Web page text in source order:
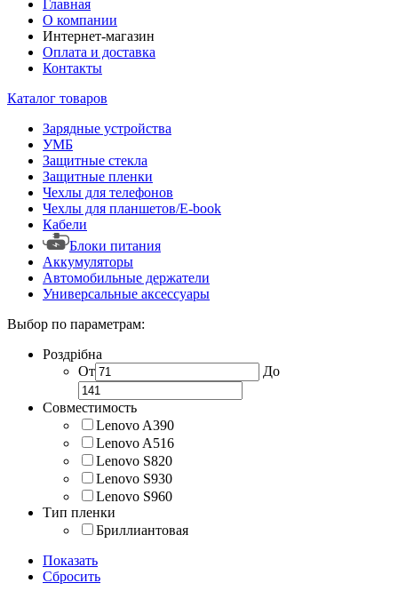
Главная
О компании
Интернет-магазин
Оплата и доставка
Контакты
Каталог товаров
Зарядные устройства
УМБ
Защитные стекла
Защитные пленки
Чехлы для телефонов
Чехлы для планшетов/E-book
Кабели
Блоки питания
Аккумуляторы
Автомобильные держатели
Универсальные аксессуары
Выбор по параметрам:
Роздрібна
От
До
Совместимость
Lenovo A390
Lenovo A516
Lenovo S820
Lenovo S930
Lenovo S960
Тип пленки
Бриллиантовая
Показать
Сбросить